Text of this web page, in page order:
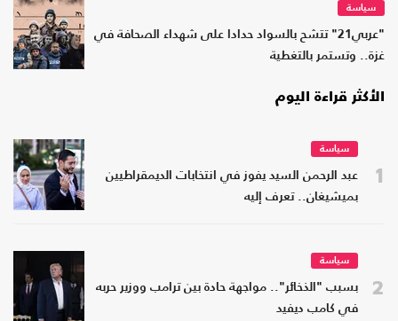
سياسة
"عربي21" تتشح بالسواد حدادا على شهداء الصحافة في
غزة.. وتستمر بالتغطية
الأكثر قراءة اليوم
1
سياسة
عبد الرحمن السيد يفوز في انتخابات الديمقراطيين
بميشيغان.. تعرف إليه
2
سياسة
بسبب "الذخائر".. مواجهة حادة بين ترامب ووزير حربه
في كامب ديفيد